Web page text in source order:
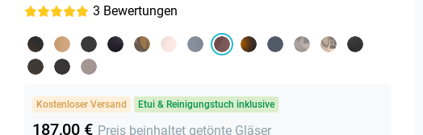
3 Bewertungen
Kostenloser Versand Etui & Reinigungstuch inklusive
187,00 € Preis beinhaltet getönte Gläser